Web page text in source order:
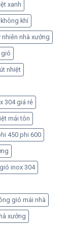
xanh
khí
nhà xưởng
gió
nhiệt
304 giá rẻ
mái tôn
450 phi 600
inox 304
gió mái nhà
xưởng